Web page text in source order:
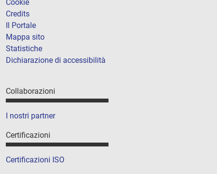
Cookie
Credits
Il Portale
Mappa sito
Statistiche
Dichiarazione di accessibilità
Collaborazioni
I nostri partner
Certificazioni
Certificazioni ISO